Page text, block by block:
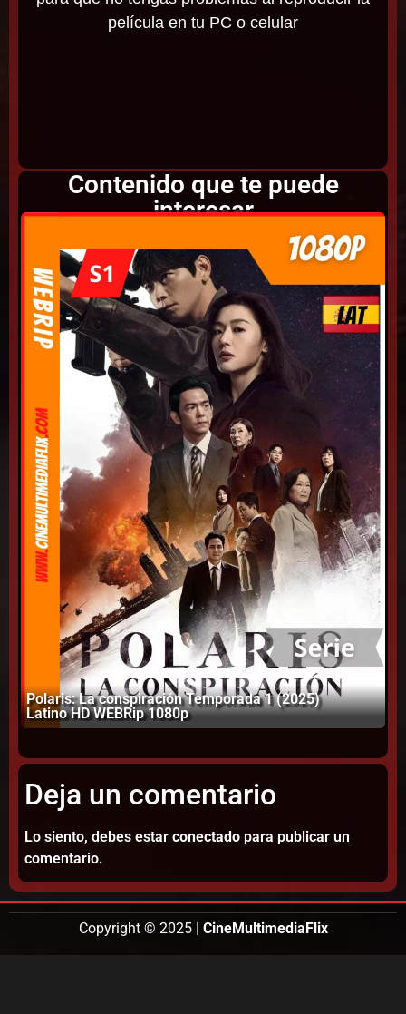
película en tu PC o celular
Contenido que te puede
interesar
Polaris: La conspiración Temporada 1 (2025)
Latino HD WEBRip 1080p
Deja un comentario
Lo siento, debes estar conectado para publicar un
comentario.
Copyright © 2025 | CineMultimediaFlix